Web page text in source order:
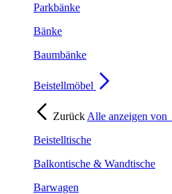
Parkbänke
Bänke
Baumbänke
Beistellmöbel
Zurück Alle anzeigen von
Beistelltische
Balkontische & Wandtische
Barwagen